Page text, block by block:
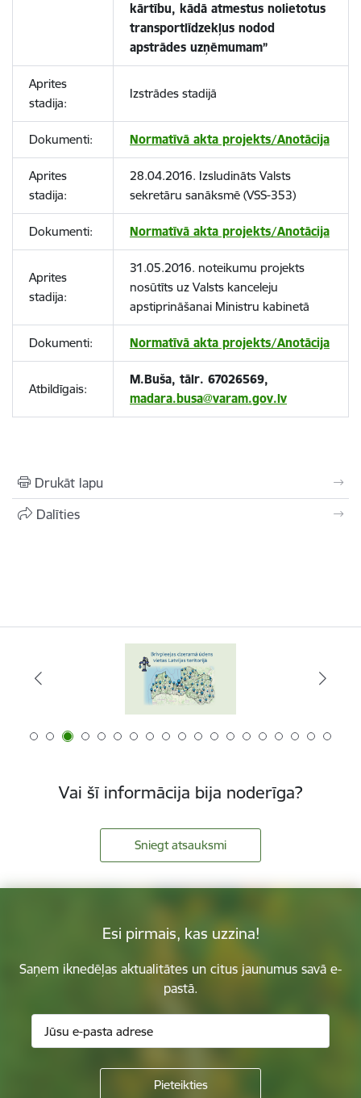
kārtību, kādā atmestus nolietotus
transportlīdzekļus nodod
apstrādes uzņēmumam”
Aprites
stadija:
Izstrādes stadijā
Dokumenti: Normatīvā akta projekts/Anotācija
Aprites
stadija:
28.04.2016. Izsludināts Valsts
sekretāru sanāksmē (VSS-353)
Dokumenti: Normatīvā akta projekts/Anotācija
Aprites
stadija:
31.05.2016. noteikumu projekts
nosūtīts uz Valsts kanceleju
apstiprināšanai Ministru kabinetā
Dokumenti: Normatīvā akta projekts/Anotācija
Atbildīgais:
M.Buša, tālr. 67026569,
madara.busa@varam.gov.lv
Drukāt lapu
Dalīties
Vai šī informācija bija noderīga?
Sniegt atsauksmi
Esi pirmais, kas uzzina!
Saņem iknedēļas aktualitātes un citus jaunumus savā e-
pastā.